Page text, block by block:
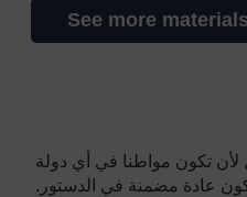
See more materials
لأن تكون مواطنا في أي دولة
عادة مضمنة في الدستور.